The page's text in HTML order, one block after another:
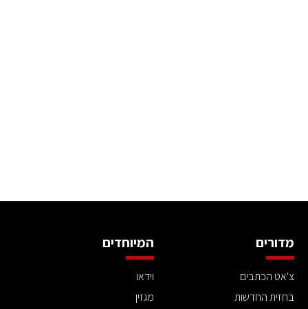
מדורים
צ'אט הכתבים
בחזית החדשות
המיוחדים
וידאו
מגזין